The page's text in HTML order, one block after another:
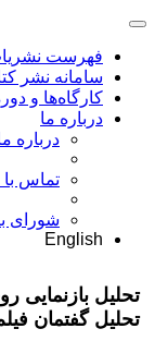
فهرست
سامانه نشر
کارگاه‌ها و
درباره ما
درباره
تماس با
شورای
English
تحلیل بازنمایی
تحلیل گفتمان